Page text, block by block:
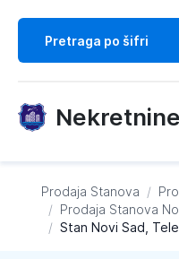
Prodaja Stanova /
/ Prodaja Stanova
/ Stan Novi Sad,